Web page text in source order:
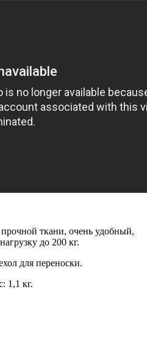
ткани, очень удобный,
до 200 кг.
для переноски.
1,1 кг.